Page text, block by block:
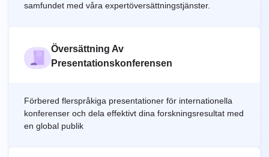
samfundet med våra expertöversättningstjänster.
Översättning Av
Presentationskonferensen
Förbered flerspråkiga presentationer för internationella
konferenser och dela effektivt dina forskningsresultat med
en global publik